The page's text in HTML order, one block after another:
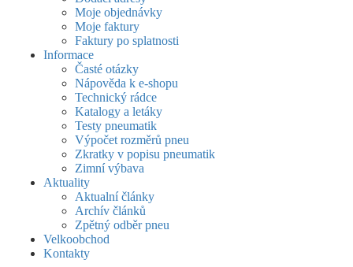
Moje objednávky
Moje faktury
Faktury po splatnosti
Informace
Časté otázky
Nápověda k e-shopu
Technický rádce
Katalogy a letáky
Testy pneumatik
Výpočet rozměrů pneu
Zkratky v popisu pneumatik
Zimní výbava
Aktuality
Aktualní články
Archív článků
Zpětný odběr pneu
Velkoobchod
Kontakty